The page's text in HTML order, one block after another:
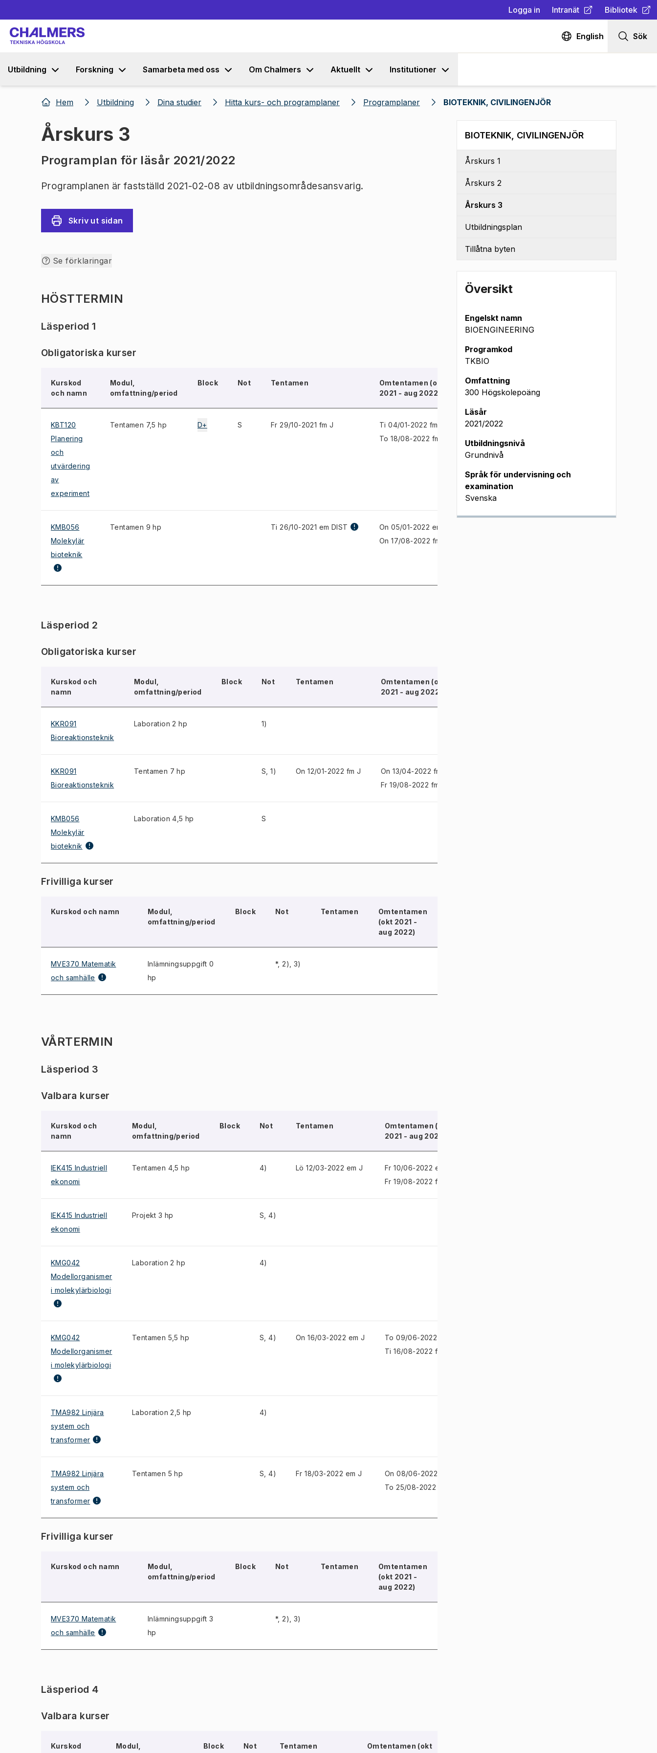
Logga in Intranät
(Öppnas i ny flik)
Bibliotek
(Öppnas i ny
English Sök
Utbildning Forskning Samarbeta med oss Om Chalmers Aktuellt Institutioner
Hem Utbildning Dina studier Hitta kurs- och programplaner Programplaner BIOTEKNIK, CIVILINGENJÖR
Årskurs 3
Programplan för läsår 2021/2022
Programplanen är fastställd 2021-02-08 av utbildningsområdesansvarig.
Skriv ut sidan
Se förklaringar
HÖSTTERMIN
Läsperiod 1
Obligatoriska kurser
Kurskod
och namn
Modul,
omfattning/period
Block Not Tentamen
Omtentamen (okt
2021 - aug 2022)
KBT120
Planering
och
utvärdering
av
experiment
Tentamen 7,5 hp D+ S Fr 29/10-2021 fm J
Ti 04/01-2022 fm J
To 18/08-2022 fm J
KMB056
Molekylär
bioteknik
Tentamen 9 hp Ti 26/10-2021 em DIST
On 05/01-2022 em J
On 17/08-2022 fm J
Läsperiod 2
Obligatoriska kurser
Kurskod och
namn
Modul,
omfattning/period
Block Not Tentamen
Omtentamen (okt
2021 - aug 2022)
KKR091
Bioreaktionsteknik
Laboration 2 hp 1)
KKR091
Bioreaktionsteknik
Tentamen 7 hp S, 1) On 12/01-2022 fm J
On 13/04-2022 fm J
Fr 19/08-2022 fm J
KMB056
Molekylär
bioteknik
Laboration 4,5 hp S
Frivilliga kurser
Kurskod och namn
Modul,
omfattning/period
Block Not Tentamen
Omtentamen
(okt 2021 -
aug 2022)
MVE370 Matematik
och samhälle
Inlämningsuppgift 0
hp
*, 2), 3)
VÅRTERMIN
Läsperiod 3
Valbara kurser
Kurskod och
namn
Modul,
omfattning/period
Block Not Tentamen
Omtentamen (okt
2021 - aug 2022)
IEK415 Industriell
ekonomi
Tentamen 4,5 hp 4) Lö 12/03-2022 em J
Fr 10/06-2022 em J
Fr 19/08-2022 fm J
IEK415 Industriell
ekonomi
Projekt 3 hp S, 4)
KMG042
Modellorganismer
i molekylärbiologi
Laboration 2 hp 4)
KMG042
Modellorganismer
i molekylärbiologi
Tentamen 5,5 hp S, 4) On 16/03-2022 em J
To 09/06-2022 em J
Ti 16/08-2022 fm J
TMA982 Linjära
system och
transformer
Laboration 2,5 hp 4)
TMA982 Linjära
system och
transformer
Tentamen 5 hp S, 4) Fr 18/03-2022 em J
On 08/06-2022 em J
To 25/08-2022 fm J
Frivilliga kurser
Kurskod och namn
Modul,
omfattning/period
Block Not Tentamen
Omtentamen
(okt 2021 -
aug 2022)
MVE370 Matematik
och samhälle
Inlämningsuppgift 3
hp
*, 2), 3)
Läsperiod 4
Valbara kurser
Kurskod
Modul,
Block Not Tentamen
Omtentamen (okt
BIOTEKNIK, CIVILINGENJÖR
Årskurs 1
Årskurs 2
Årskurs 3
Utbildningsplan
Tillåtna byten
Översikt
Engelskt namn
BIOENGINEERING
Programkod
TKBIO
Omfattning
300 Högskolepoäng
Läsår
2021/2022
Utbildningsnivå
Grundnivå
Språk för undervisning och
examination
Svenska